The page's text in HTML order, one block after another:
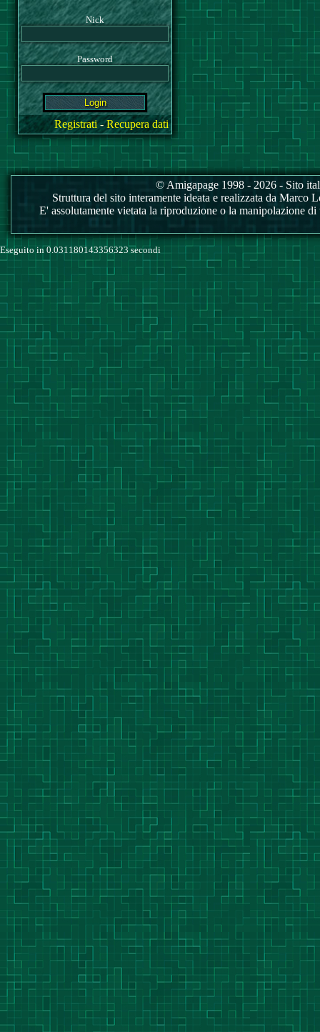
Nick
Password
Registrati-Recupera dati
© Amigapage 1998 - 2026 - Sito
Struttura del sito interamente ideata e realizzata da
E' assolutamente vietata la riproduzione o la manipolazione
Eseguito in 0.031180143356323 secondi